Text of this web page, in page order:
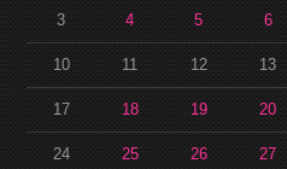
3 4 5 6
10 11 12 13
17 18 19 20
24 25 26 27